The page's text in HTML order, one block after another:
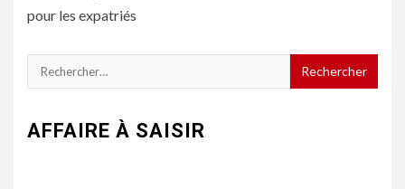
pour les expatriés
Rechercher :
AFFAIRE À SAISIR